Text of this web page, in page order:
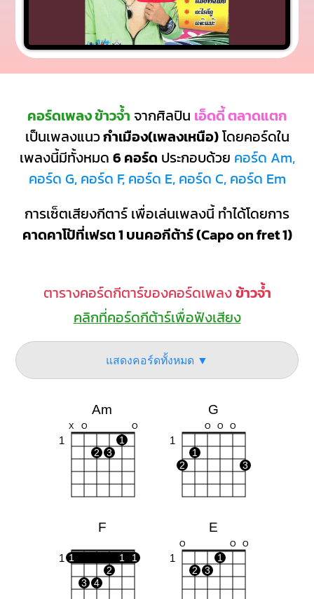
คอร์ดเพลง ข้าวจ้ำ จากศิลปิน เอ็ดดี้ ตลาดแตก
เป็นเพลงแนวกำเมือง(เพลงเหนือ)โดยคอร์ดใน
เพลงนี้มีทั้งหมด 6 คอร์ด ประกอบด้วย คอร์ด Am,
คอร์ด G, คอร์ด F, คอร์ด E, คอร์ด C, คอร์ด Em
การเซ็ตเสียงกีตาร์ เพื่อเล่นเพลงนี้ ทำได้โดยการ
คาดคาโป้ที่เฟรต 1 บนคอกีต้าร์ (Capo on fret 1)
ตารางคอร์ดกีตาร์ของคอร์ดเพลงข้าวจ้ำ
คลิกที่คอร์ดกีต้าร์เพื่อฟังเสียง
แสดงคอร์ดทั้งหมด ▼
Am
X O O
1
1
2
3
G
O O O
1
1
2
3
F
1 1 1
1
2
3
4
E
O O O
1
1
2
3